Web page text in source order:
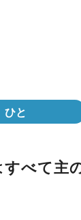
ひと
すべて